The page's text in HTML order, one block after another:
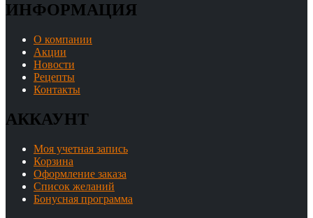
ИНФОРМАЦИЯ
О компании
Акции
Новости
Рецепты
Контакты
АККАУНТ
Моя учетная запись
Корзина
Оформление заказа
Список желаний
Бонусная программа